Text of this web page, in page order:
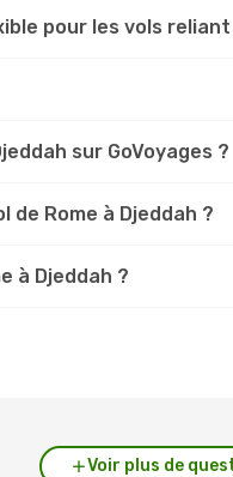
pour les vols reliant
sur GoVoyages ?
de Rome à Djeddah ?
à Djeddah ?
Voir plus de